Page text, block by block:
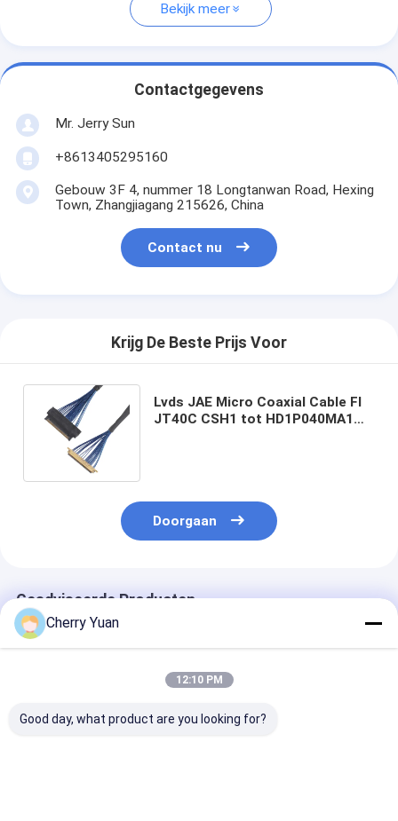
Bekijk meer
Contactgegevens
Mr. Jerry Sun
+8613405295160
Gebouw 3F 4, nummer 18 Longtanwan Road, Hexing
Town, Zhangjiagang 215626, China
Contact nu
Krijg De Beste Prijs Voor
Lvds JAE Micro Coaxial Cable FI
JT40C CSH1 tot HD1P040MA1
Doorgaan
Geadviseerde Producten
Cherry Yuan
12:10 PM
Good day, what product are you looking for?